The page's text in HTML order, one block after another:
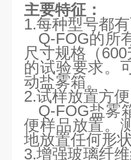
主要特征：
1.每种型号都
Q-FOG的所
尺寸规格（
的试验要求。
动盐雾箱。
2.试样放置方便
Q-FOG盐雾
便样品放置。
地放置任何形
3.增强玻璃纤